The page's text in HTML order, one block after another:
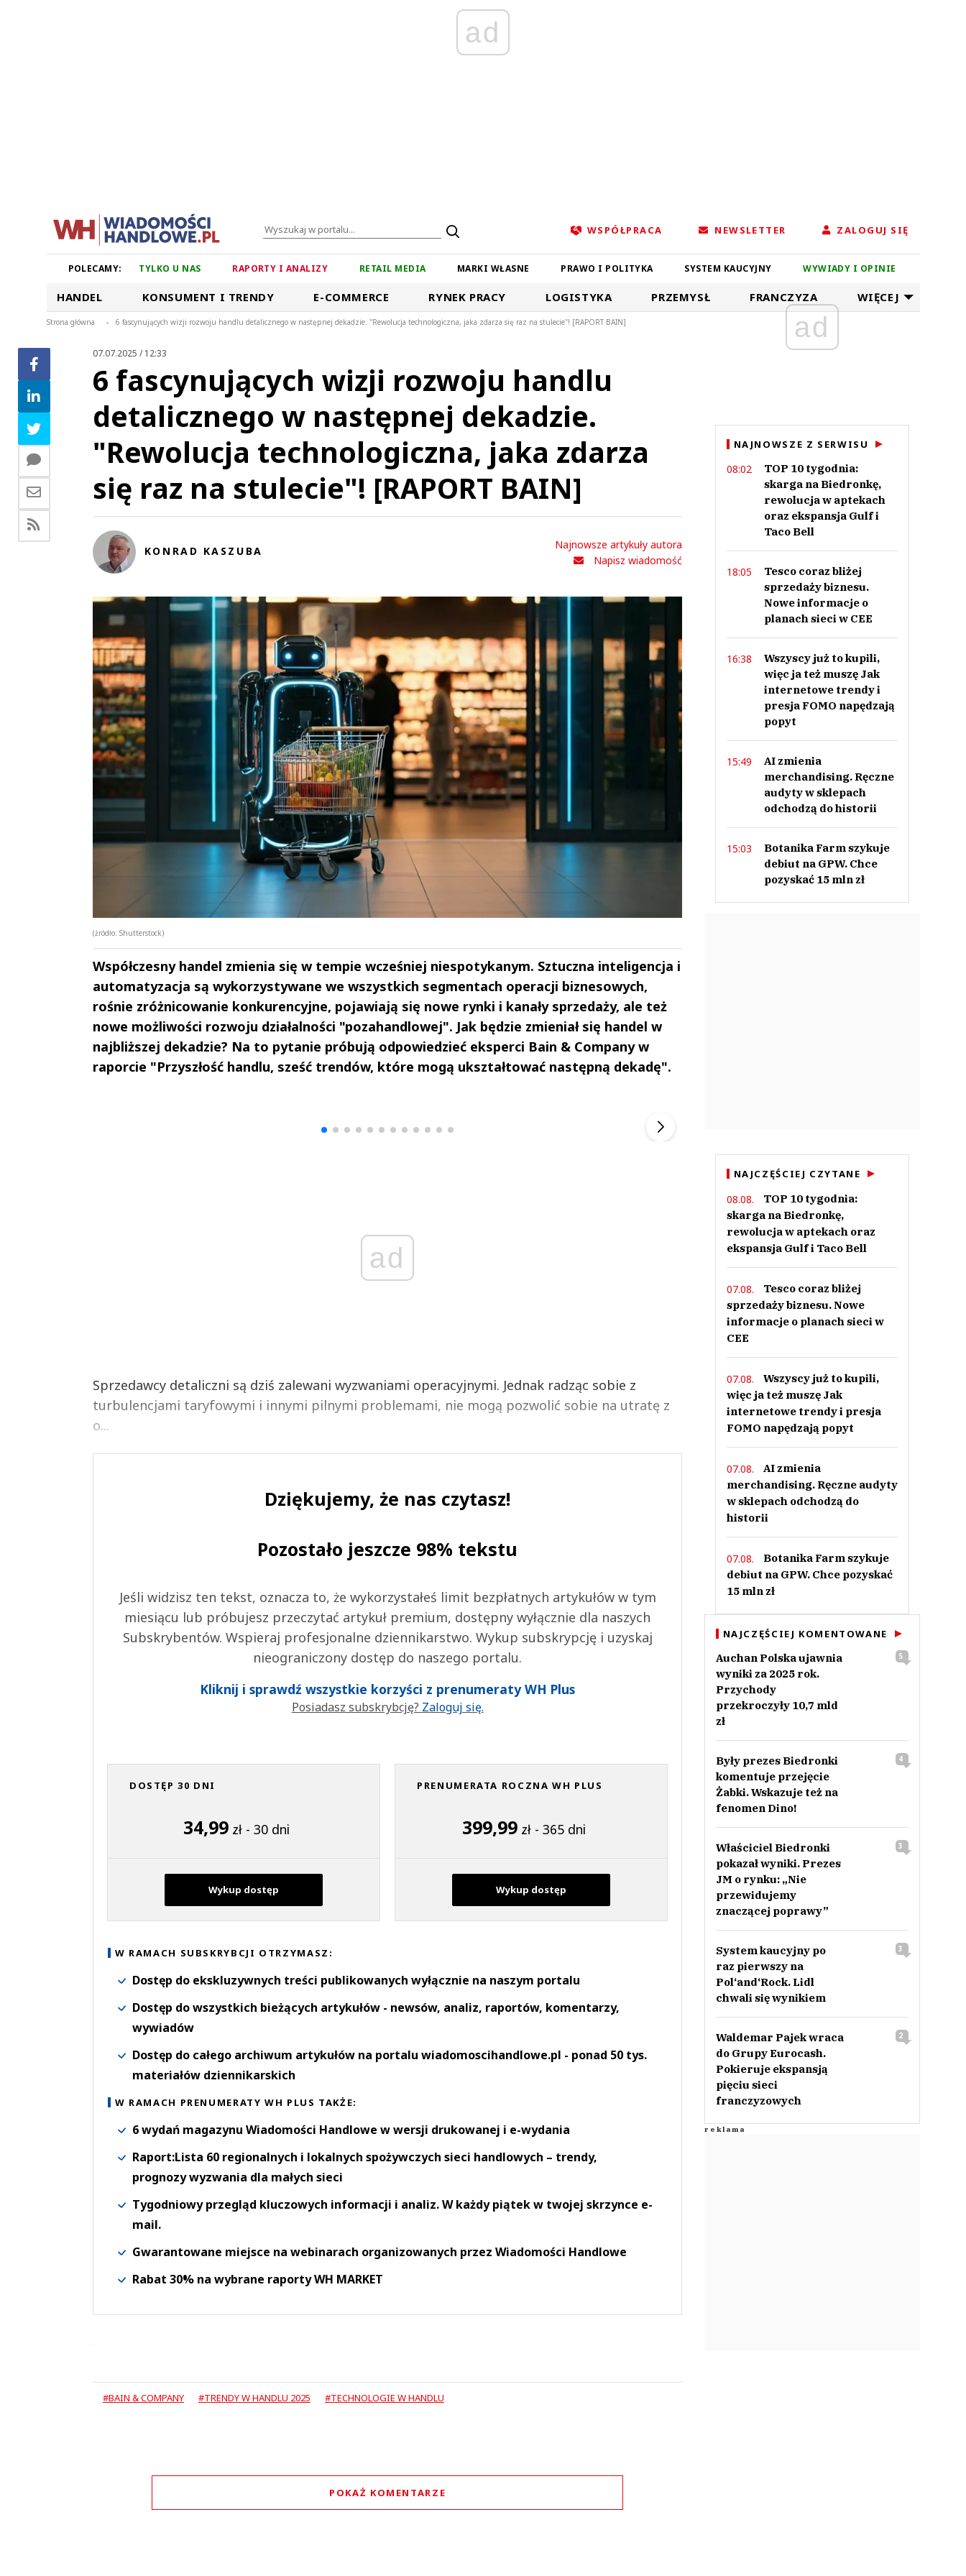
ad
WSPÓŁPRACA NEWSLETTER ZALOGUJ SIĘ
POLECAMY: TYLKO U NAS RAPORTY I ANALIZY RETAIL MEDIA MARKI WŁASNE PRAWO I POLITYKA SYSTEM KAUCYJNY WYWIADY I OPINIE
HANDEL KONSUMENT I TRENDY E-COMMERCE RYNEK PRACY LOGISTYKA PRZEMYSŁ FRANCZYZA WIĘCEJ
Strona główna > 6 fascynujących wizji rozwoju handlu detalicznego w następnej dekadzie. "Rewolucja technologiczna, jaka zdarza się raz na stulecie"! [RAPORT BAIN]
07.07.2025 / 12:33
6 fascynujących wizji rozwoju handlu
detalicznego w następnej dekadzie.
"Rewolucja technologiczna, jaka zdarza
się raz na stulecie"! [RAPORT BAIN]
KONRAD KASZUBA
Najnowsze artykuły autora
Napisz wiadomość
(źródło: Shutterstock)
Współczesny handel zmienia się w tempie wcześniej niespotykanym. Sztuczna inteligencja i
automatyzacja są wykorzystywane we wszystkich segmentach operacji biznesowych,
rośnie zróżnicowanie konkurencyjne, pojawiają się nowe rynki i kanały sprzedaży, ale też
nowe możliwości rozwoju działalności "pozahandlowej". Jak będzie zmieniał się handel w
najbliższej dekadzie? Na to pytanie próbują odpowiedzieć eksperci Bain & Company w
raporcie "Przyszłość handlu, sześć trendów, które mogą ukształtować następną dekadę".
ad
Sprzedawcy detaliczni są dziś zalewani wyzwaniami operacyjnymi. Jednak radząc sobie z
turbulencjami taryfowymi i innymi pilnymi problemami, nie mogą pozwolić sobie na utratę z
o...
Dziękujemy, że nas czytasz!
Pozostało jeszcze 98% tekstu
Jeśli widzisz ten tekst, oznacza to, że wykorzystałeś limit bezpłatnych artykułów w tym
miesiącu lub próbujesz przeczytać artykuł premium, dostępny wyłącznie dla naszych
Subskrybentów. Wspieraj profesjonalne dziennikarstwo. Wykup subskrypcję i uzyskaj
nieograniczony dostęp do naszego portalu.
Kliknij i sprawdź wszystkie korzyści z prenumeraty WH Plus
Posiadasz subskrybcję? Zaloguj się.
DOSTĘP 30 DNI
34,99 zł - 30 dni
Wykup dostęp
PRENUMERATA ROCZNA WH PLUS
399,99 zł - 365 dni
Wykup dostęp
W RAMACH SUBSKRYBCJI OTRZYMASZ:
Dostęp do ekskluzywnych treści publikowanych wyłącznie na naszym portalu
Dostęp do wszystkich bieżących artykułów - newsów, analiz, raportów, komentarzy,
wywiadów
Dostęp do całego archiwum artykułów na portalu wiadomoscihandlowe.pl - ponad 50 tys.
materiałów dziennikarskich
W RAMACH PRENUMERATY WH PLUS TAKŻE:
6 wydań magazynu Wiadomości Handlowe w wersji drukowanej i e-wydania
Raport:Lista 60 regionalnych i lokalnych spożywczych sieci handlowych – trendy,
prognozy wyzwania dla małych sieci
Tygodniowy przegląd kluczowych informacji i analiz. W każdy piątek w twojej skrzynce e-
mail.
Gwarantowane miejsce na webinarach organizowanych przez Wiadomości Handlowe
Rabat 30% na wybrane raporty WH MARKET
#BAIN & COMPANY #TRENDY W HANDLU 2025 #TECHNOLOGIE W HANDLU
POKAŻ KOMENTARZE
ad
NAJNOWSZE Z SERWISU
08:02
TOP 10 tygodnia:
skarga na Biedronkę,
rewolucja w aptekach
oraz ekspansja Gulf i
Taco Bell
18:05
Tesco coraz bliżej
sprzedaży biznesu.
Nowe informacje o
planach sieci w CEE
16:38
Wszyscy już to kupili,
więc ja też muszę Jak
internetowe trendy i
presja FOMO napędzają
popyt
15:49
AI zmienia
merchandising. Ręczne
audyty w sklepach
odchodzą do historii
15:03
Botanika Farm szykuje
debiut na GPW. Chce
pozyskać 15 mln zł
NAJCZĘŚCIEJ CZYTANE
08.08.
TOP 10 tygodnia:
skarga na Biedronkę,
rewolucja w aptekach oraz
ekspansja Gulf i Taco Bell
07.08.
Tesco coraz bliżej
sprzedaży biznesu. Nowe
informacje o planach sieci w
CEE
07.08.
Wszyscy już to kupili,
więc ja też muszę Jak
internetowe trendy i presja
FOMO napędzają popyt
07.08.
AI zmienia
merchandising. Ręczne audyty
w sklepach odchodzą do
historii
07.08.
Botanika Farm szykuje
debiut na GPW. Chce pozyskać
15 mln zł
NAJCZĘŚCIEJ KOMENTOWANE
Auchan Polska ujawnia
wyniki za 2025 rok.
Przychody
przekroczyły 10,7 mld
zł
5
Były prezes Biedronki
komentuje przejęcie
Żabki. Wskazuje też na
fenomen Dino!
4
Właściciel Biedronki
pokazał wyniki. Prezes
JM o rynku: „Nie
przewidujemy
znaczącej poprawy”
3
System kaucyjny po
raz pierwszy na
Pol‘and‘Rock. Lidl
chwali się wynikiem
3
Waldemar Pajek wraca
do Grupy Eurocash.
Pokieruje ekspansją
pięciu sieci
franczyzowych
2